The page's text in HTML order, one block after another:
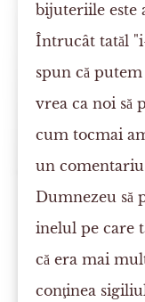
bijuteriile este
Întrucât tatăl
spun că
vrea ca noi să
cum tocmai
un
Dumnezeu să
inelul pe care
că era mai
conţinea